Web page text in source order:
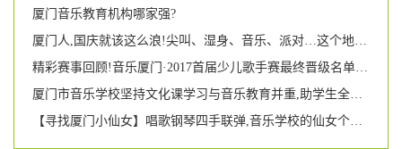
厦门音乐教育机构哪家强?